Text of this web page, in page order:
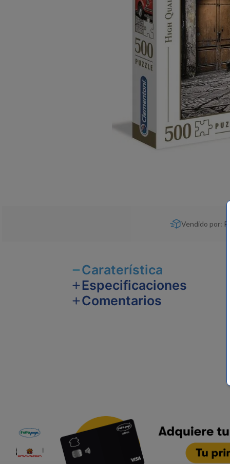
Vendido por:
Caraterística
Especificaciones
Comentarios